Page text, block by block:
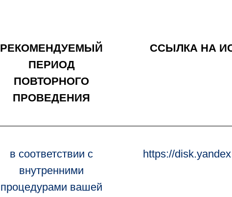
РЕКОМЕНДУЕМЫЙ
ПЕРИОД
ПОВТОРНОГО
ПРОВЕДЕНИЯ
ССЫЛКА НА
в соответствии с
внутренними
процедурами вашей
https://